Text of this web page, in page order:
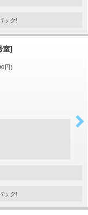
ック!
室]
円)
ック!